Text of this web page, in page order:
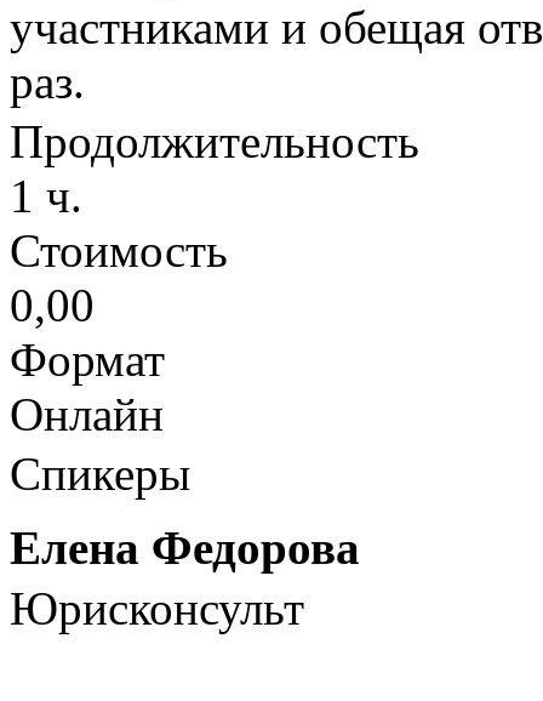
участниками и обещая
раз.
Продолжительность
1 ч.
Стоимость
0,00
Формат
Онлайн
Спикеры
Елена Федорова
Юрисконсульт